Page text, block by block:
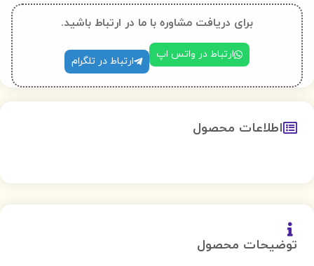
برای دریافت مشاوره با ما در ارتباط باشید.
ارتباط در واتس اپ
ارتباط در تلگرام
توضیحات محصول
اطلاعات محصول